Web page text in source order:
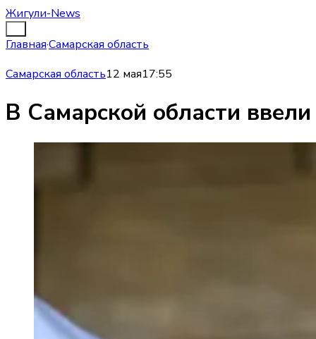
Жигули-News
Главная·Самарская область
Самарская область12 мая17:55
В Самарской области